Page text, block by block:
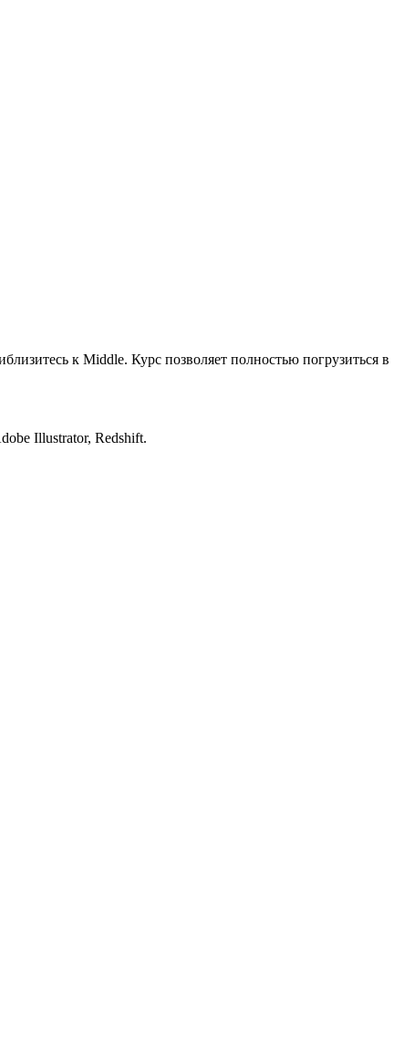
к Middle. Курс позволяет полностью погрузиться в
Illustrator, Redshift.